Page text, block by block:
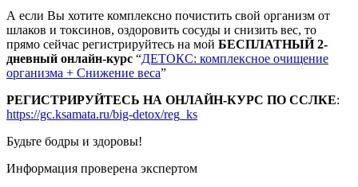
А если Вы хотите комплексно почистить свой организм от
шлаков и токсинов, оздоровить сосуды и снизить вес, то
прямо сейчас регистрируйтесь на мой БЕСПЛАТНЫЙ 2-
дневный онлайн-курс “ДЕТОКС: комплексное очищение
организма + Снижение веса”
РЕГИСТРИРУЙТЕСЬ НА ОНЛАЙН-КУРС ПО ССЛКЕ:
https://gc.ksamata.ru/big-detox/reg_ks
Будьте бодры и здоровы!
Информация проверена экспертом